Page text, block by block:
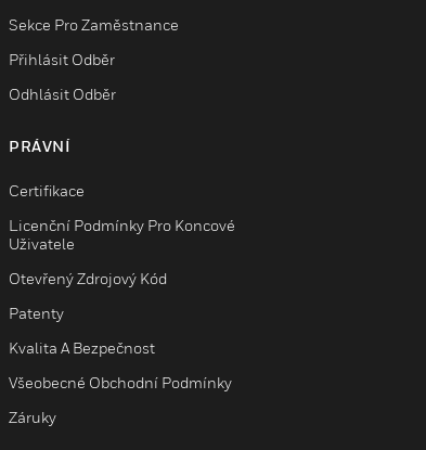
Sekce Pro Zaměstnance
Přihlásit Odběr
Odhlásit Odběr
PRÁVNÍ
Certifikace
Licenční Podmínky Pro Koncové
Uživatele
Otevřený Zdrojový Kód
Patenty
Kvalita A Bezpečnost
Všeobecné Obchodní Podmínky
Záruky